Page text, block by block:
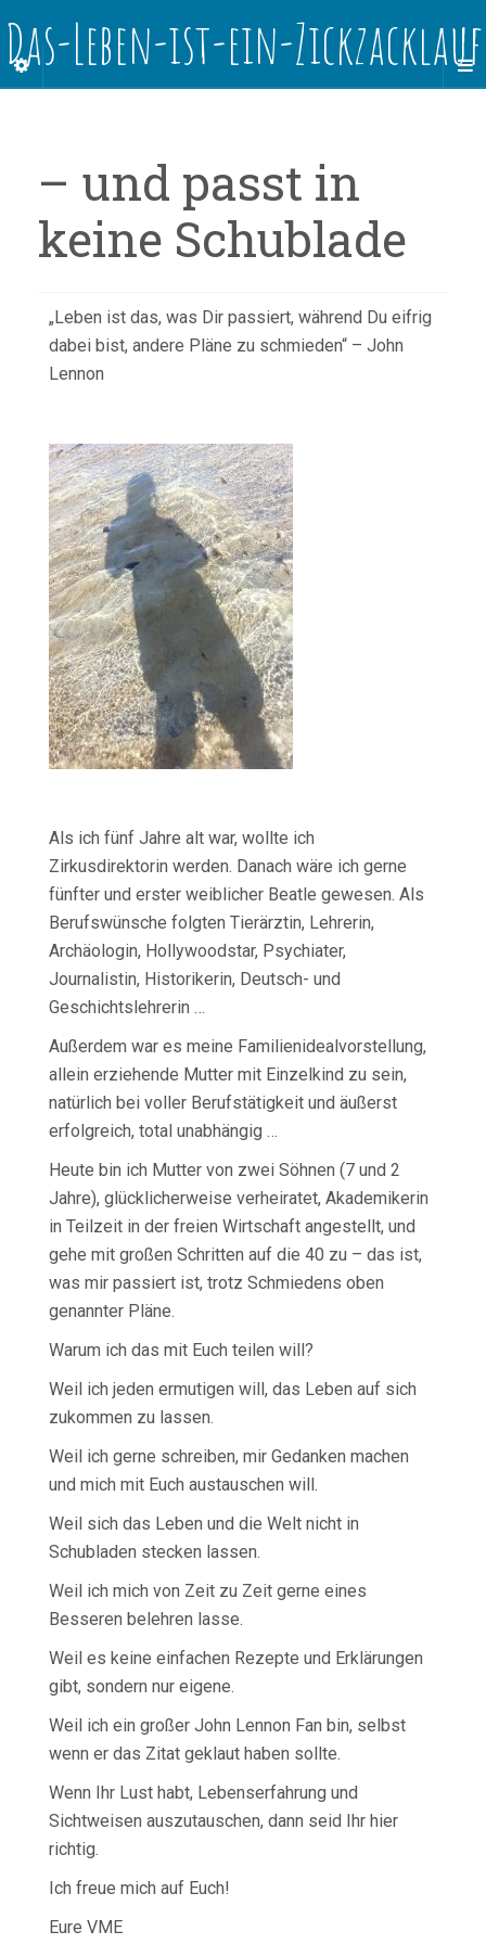
Das-Leben-ist-ein-Zickzacklauf
– und passt in
keine Schublade
„Leben ist das, was Dir passiert, während Du eifrig
dabei bist, andere Pläne zu schmieden“ – John
Lennon
Als ich fünf Jahre alt war, wollte ich
Zirkusdirektorin werden. Danach wäre ich gerne
fünfter und erster weiblicher Beatle gewesen. Als
Berufswünsche folgten Tierärztin, Lehrerin,
Archäologin, Hollywoodstar, Psychiater,
Journalistin, Historikerin, Deutsch- und
Geschichtslehrerin …
Außerdem war es meine Familienidealvorstellung,
allein erziehende Mutter mit Einzelkind zu sein,
natürlich bei voller Berufstätigkeit und äußerst
erfolgreich, total unabhängig …
Heute bin ich Mutter von zwei Söhnen (7 und 2
Jahre), glücklicherweise verheiratet, Akademikerin
in Teilzeit in der freien Wirtschaft angestellt, und
gehe mit großen Schritten auf die 40 zu – das ist,
was mir passiert ist, trotz Schmiedens oben
genannter Pläne.
Warum ich das mit Euch teilen will?
Weil ich jeden ermutigen will, das Leben auf sich
zukommen zu lassen.
Weil ich gerne schreiben, mir Gedanken machen
und mich mit Euch austauschen will.
Weil sich das Leben und die Welt nicht in
Schubladen stecken lassen.
Weil ich mich von Zeit zu Zeit gerne eines
Besseren belehren lasse.
Weil es keine einfachen Rezepte und Erklärungen
gibt, sondern nur eigene.
Weil ich ein großer John Lennon Fan bin, selbst
wenn er das Zitat geklaut haben sollte.
Wenn Ihr Lust habt, Lebenserfahrung und
Sichtweisen auszutauschen, dann seid Ihr hier
richtig.
Ich freue mich auf Euch!
Eure VME